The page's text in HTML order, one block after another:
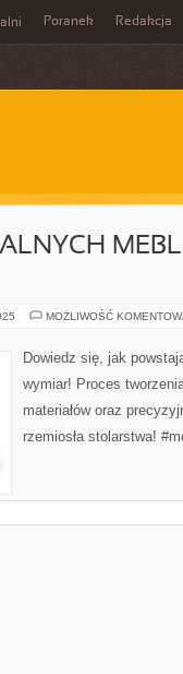
Poranek Redakcja
MOŻLIWOŚĆ
Dowiedz się, jak
wymiar! Proces
materiałów oraz
rzemiosła stolarstwa!